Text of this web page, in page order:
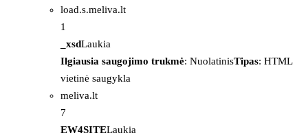
load.s.meliva.lt
1
_xsdLaukia
Ilgiausia saugojimo trukmė: NuolatinisTipas: HTML
vietinė saugykla
meliva.lt
7
EW4SITELaukia